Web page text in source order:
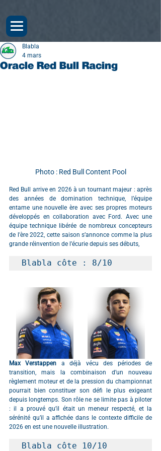
Oracle Red Bull Racing
Blabla
4 mars
Photo : Red Bull Content Pool
Red Bull arrive en 2026 à un tournant majeur : après
des années de domination technique, l’équipe
entame une nouvelle ère avec ses propres moteurs
développés en collaboration avec Ford. Avec une
équipe technique libérée de nombreux concepteurs
de l'ère 2022, cette saison s’annonce comme la plus
grande réinvention de l’écurie depuis ses débuts,
Blabla côte : 8/10
Max Verstappen a déjà vécu des périodes de
transition, mais la combinaison d’un nouveau
règlement moteur et de la pression du championnat
pourrait bien constituer son défi le plus exigeant
depuis longtemps. Son rôle ne se limite pas à piloter
: il a prouvé qu’il était un meneur respecté, et la
sérénité qu’il a affichée dans le contexte difficile de
2026 en est une nouvelle illustration.
Blabla côte 10/10